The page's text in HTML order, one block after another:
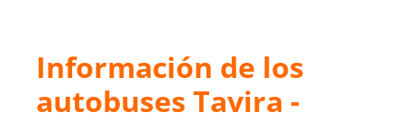
Información de los
autobuses Tavira -